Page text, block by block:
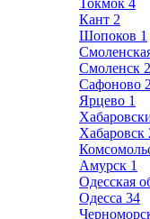
Токмок 4
Кант 2
Шопоков 1
Смоленск
Сафоново 2
Ярцево 1
Хабаровск
Амурск 1
Одесская
Одесса 34